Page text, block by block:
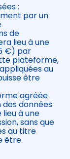
:
par un
de
lieu à une
€) par
plateforme,
au
être
agréée
données
à une
sans que
au titre
être